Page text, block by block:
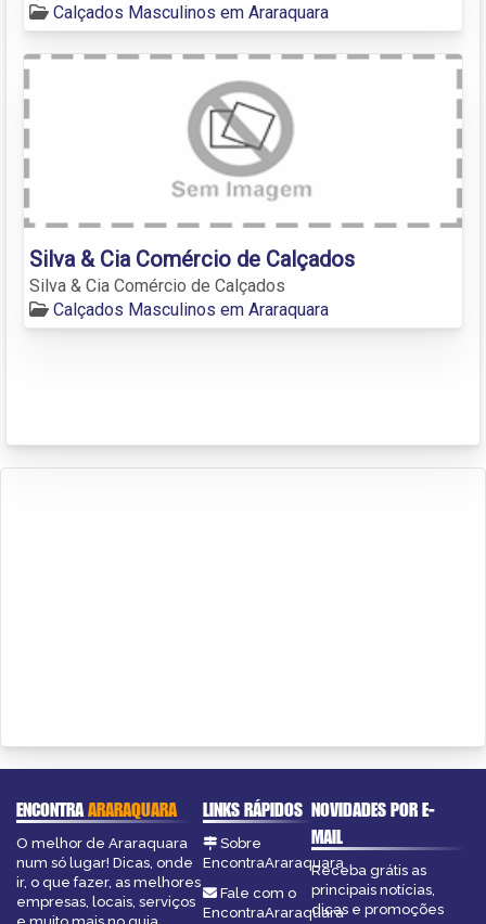
Calçados Masculinos em Araraquara
Silva & Cia Comércio de Calçados
Silva & Cia Comércio de Calçados
Calçados Masculinos em Araraquara
ENCONTRAARARAQUARA
O melhor de Araraquara
num só lugar! Dicas, onde
ir, o que fazer, as melhores
empresas, locais, serviços
LINKS RÁPIDOS
Sobre
EncontraAraraquara
Fale com o
EncontraAraraquara
NOVIDADES POR E-
MAIL
Receba grátis as
principais notícias,
dicas e promoções